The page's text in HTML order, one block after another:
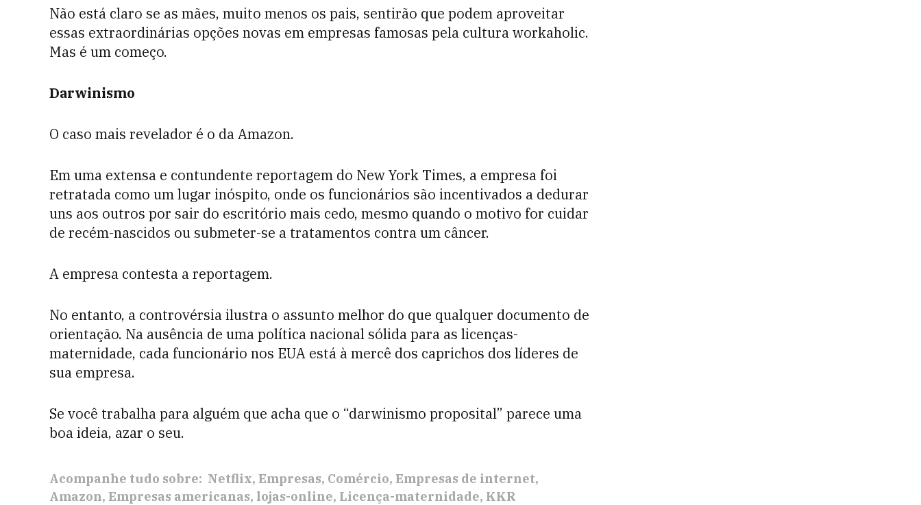
Não está claro se as mães, muito menos os pais, sentirão que podem aproveitar
essas extraordinárias opções novas em empresas famosas pela cultura workaholic.
Mas é um começo.
Darwinismo
O caso mais revelador é o da Amazon.
Em uma extensa e contundente reportagem do New York Times, a empresa foi
retratada como um lugar inóspito, onde os funcionários são incentivados a dedurar
uns aos outros por sair do escritório mais cedo, mesmo quando o motivo for cuidar
de recém-nascidos ou submeter-se a tratamentos contra um câncer.
A empresa contesta a reportagem.
No entanto, a controvérsia ilustra o assunto melhor do que qualquer documento de
orientação. Na ausência de uma política nacional sólida para as licenças-
maternidade, cada funcionário nos EUA está à mercê dos caprichos dos líderes de
sua empresa.
Se você trabalha para alguém que acha que o “darwinismo proposital” parece uma
boa ideia, azar o seu.
Acompanhe tudo sobre: Netflix Empresas Comércio Empresas de internet
Amazon Empresas americanas lojas-online Licença-maternidade KKR